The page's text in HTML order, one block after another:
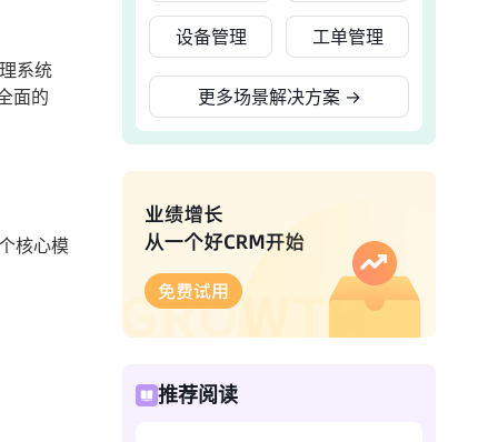
系统
面的
核心模
设备管理 工单管理
更多场景解决方案 →
推荐阅读